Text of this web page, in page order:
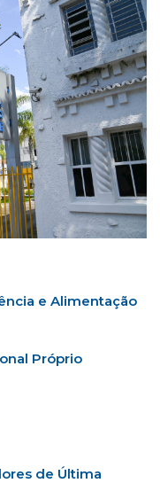
e Alimentação
Próprio
de Última